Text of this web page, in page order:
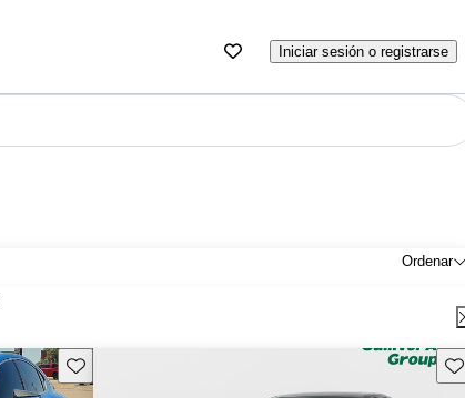
Iniciar sesión o registrarse
Ordenar
Guarda este Aviso